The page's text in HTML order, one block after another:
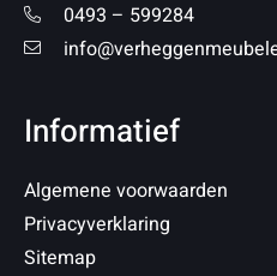
0493 – 599284
Informatief
Algemene voorwaarden
Privacyverklaring
Sitemap